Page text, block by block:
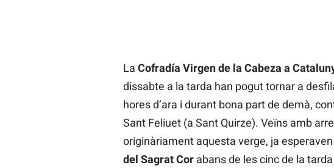
La Cofradía Virgen de la Cabeza a
dissabte a la tarda han pogut tornar a
hores d’ara i durant bona part de demà,
Sant Feliuet (a Sant Quirze). Veïns amb
originàriament aquesta verge, ja
del Sagrat Corabans de les cinc de la